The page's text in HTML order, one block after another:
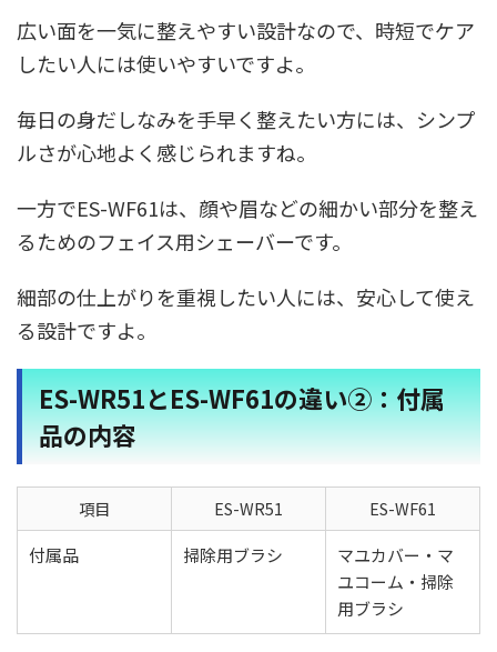
広い面を一気に整えやすい設計なので、時短でケア
したい人には使いやすいですよ。
毎日の身だしなみを手早く整えたい方には、シンプ
ルさが心地よく感じられますね。
一方でES-WF61は、顔や眉などの細かい部分を整え
るためのフェイス用シェーバーです。
細部の仕上がりを重視したい人には、安心して使え
る設計ですよ。
ES-WR51とES-WF61の違い②：付属
品の内容
項目 ES-WR51
ES-WF61
付属品
掃除用ブラシ
マユカバー・マ
ユコーム・掃除
用ブラシ